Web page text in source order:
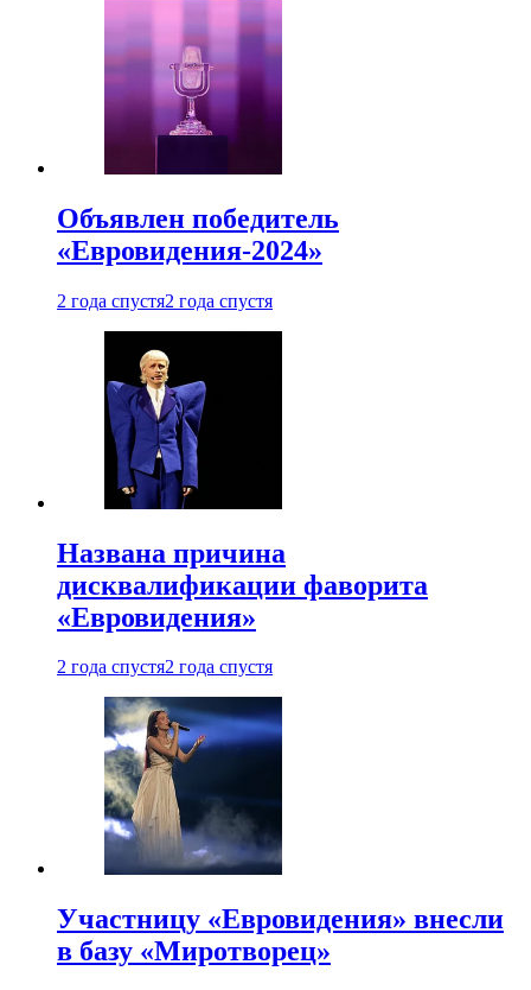
Объявлен победитель
«Евровидения-2024»
2 года спустя2 года спустя
Названа причина
дисквалификации фаворита
«Евровидения»
2 года спустя2 года спустя
Участницу «Евровидения» внесли
в базу «Миротворец»